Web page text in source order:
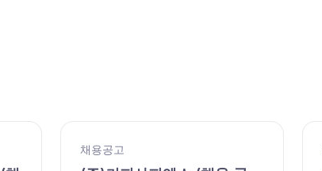
채용공고